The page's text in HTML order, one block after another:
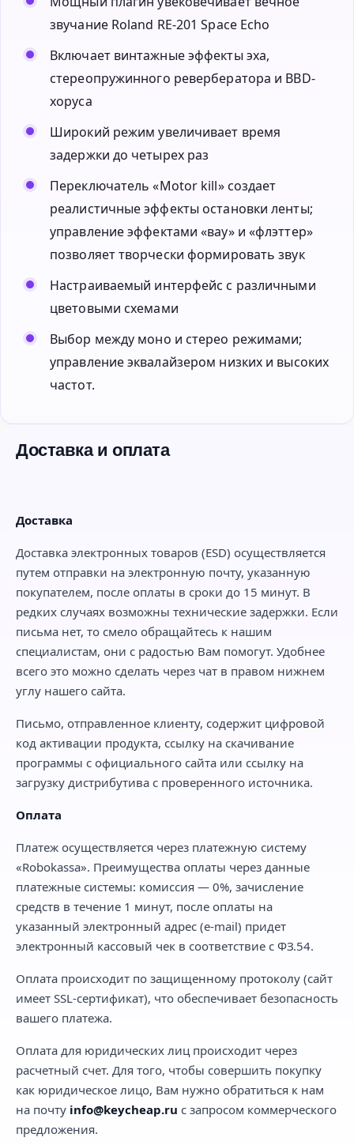
звучание Roland RE-201 Space Echo
Включает винтажные эффекты эха,
стереопружинного ревербератора и BBD-
хоруса
Широкий режим увеличивает время
задержки до четырех раз
Переключатель «Motor kill» создает
реалистичные эффекты остановки ленты;
управление эффектами «вау» и «флэттер»
позволяет творчески формировать звук
Настраиваемый интерфейс с различными
цветовыми схемами
Выбор между моно и стерео режимами;
управление эквалайзером низких и высоких
частот.
Доставка и оплата
Доставка
Доставка электронных товаров (ESD) осуществляется
путем отправки на электронную почту, указанную
покупателем, после оплаты в сроки до 15 минут. В
редких случаях возможны технические задержки. Если
письма нет, то смело обращайтесь к нашим
специалистам, они с радостью Вам помогут. Удобнее
всего это можно сделать через чат в правом нижнем
углу нашего сайта.
Письмо, отправленное клиенту, содержит цифровой
код активации продукта, ссылку на скачивание
программы с официального сайта или ссылку на
загрузку дистрибутива с проверенного источника.
Оплата
Платеж осуществляется через платежную систему
«Robokassa». Преимущества оплаты через данные
платежные системы: комиссия — 0%, зачисление
средств в течение 1 минут, после оплаты на
указанный электронный адрес (e-mail) придет
электронный кассовый чек в соответствие с ФЗ.54.
Оплата происходит по защищенному протоколу (сайт
имеет SSL-сертификат), что обеспечивает безопасность
вашего платежа.
Оплата для юридических лиц происходит через
расчетный счет. Для того, чтобы совершить покупку
как юридическое лицо, Вам нужно обратиться к нам
на почту info@keycheap.ru с запросом коммерческого
предложения.